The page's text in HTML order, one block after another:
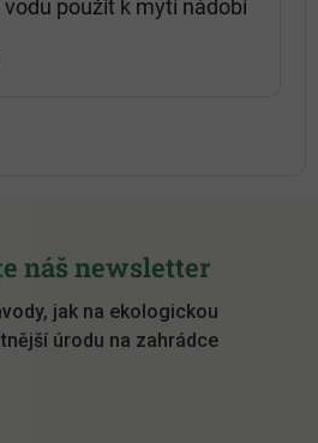
vodu použít k mytí nádobí
náš newsletter
jak na ekologickou
úrodu na zahrádce